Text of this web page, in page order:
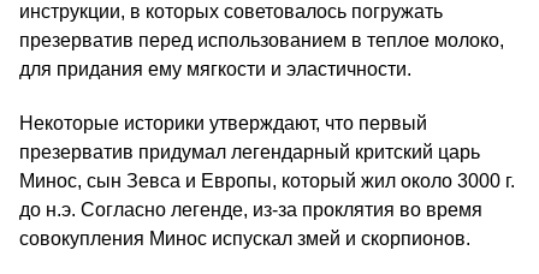
инструкции, в которых советовалось погружать
презерватив перед использованием в теплое молоко,
для придания ему мягкости и эластичности.
Некоторые историки утверждают, что первый
презерватив придумал легендарный критский царь
Минос, сын Зевса и Европы, который жил около 3000 г.
до н.э. Согласно легенде, из-за проклятия во время
совокупления Минос испускал змей и скорпионов.